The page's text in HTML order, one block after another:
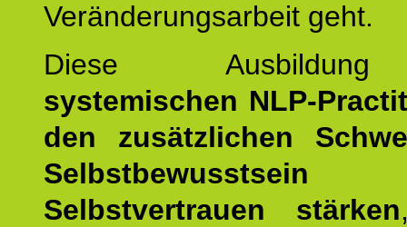
Veränderungsarbeit geht.
Diese
systemischen NLP-
den zusätzlichen
Selbstvertrauen stärken